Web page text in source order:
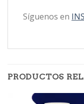
Síguenos en
PRODUCTOS